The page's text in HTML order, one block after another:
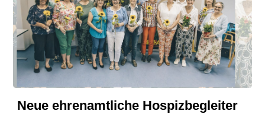
Neue ehrenamtliche Hospizbegleiter